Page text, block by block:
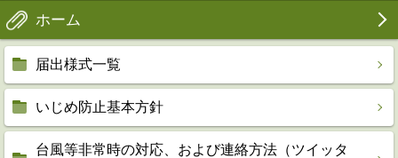
ホーム
届出様式一覧
いじめ防止基本方針
台風等非常時の対応、および連絡方法（ツイッタ